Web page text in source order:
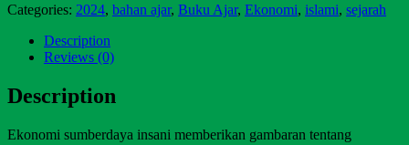
Categories: 2024, bahan ajar, Buku Ajar, Ekonomi, islami, sejarah
Description
Reviews (0)
Description
Ekonomi sumberdaya insani memberikan gambaran tentang